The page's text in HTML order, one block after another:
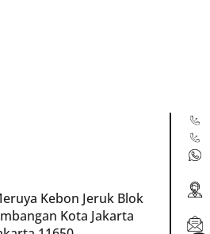
Kebon Jeruk Blok
Kota Jakarta